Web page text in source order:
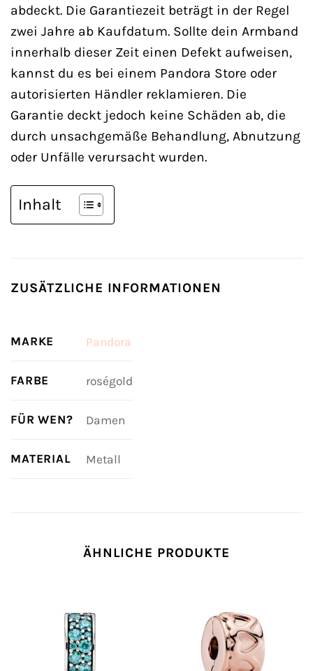
abdeckt. Die Garantiezeit beträgt in der Regel
zwei Jahre ab Kaufdatum. Sollte dein Armband
innerhalb dieser Zeit einen Defekt aufweisen,
kannst du es bei einem Pandora Store oder
autorisierten Händler reklamieren. Die
Garantie deckt jedoch keine Schäden ab, die
durch unsachgemäße Behandlung, Abnutzung
oder Unfälle verursacht wurden.
Inhalt
ZUSÄTZLICHE INFORMATIONEN
MARKE Pandora
FARBE roségold
FÜR WEN? Damen
MATERIAL Metall
ÄHNLICHE PRODUKTE